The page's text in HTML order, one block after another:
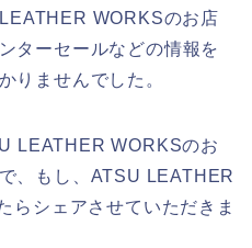
WORKSのお店
ターセールなどの情報を
りませんでした。
LEATHER WORKSのお
、もし、ATSU LEATHER
らシェアさせていただきま